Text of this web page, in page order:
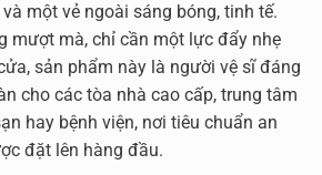
một vẻ ngoài sáng bóng, tinh tế.
mượt mà, chỉ cần một lực đẩy nhẹ
sản phẩm này là người vệ sĩ đáng
cho các tòa nhà cao cấp, trung tâm
hay bệnh viện, nơi tiêu chuẩn an
đặt lên hàng đầu.